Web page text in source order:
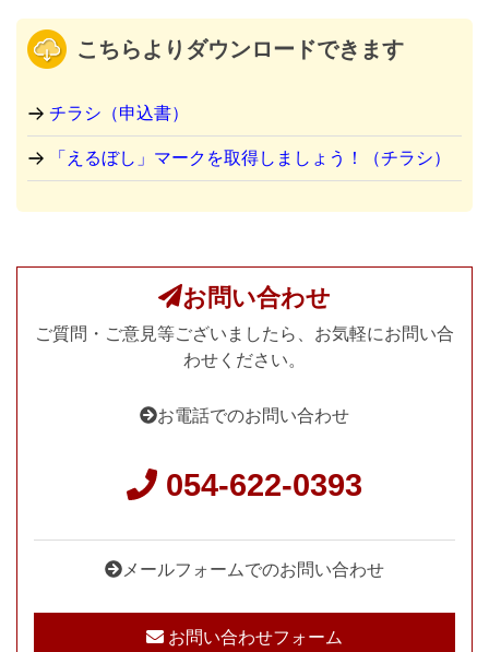
こちらよりダウンロードできます
チラシ（申込書）
「えるぼし」マークを取得しましょう！（チラシ）
お問い合わせ
ご質問・ご意見等ございましたら、お気軽にお問い合
わせください。
お電話でのお問い合わせ
054-622-0393
メールフォームでのお問い合わせ
お問い合わせフォーム